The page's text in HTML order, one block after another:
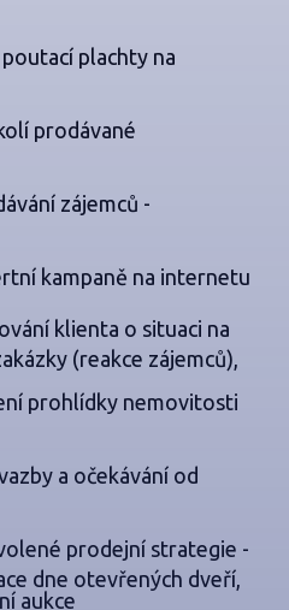
plachty na
prodávané
zájemců -
kampaně na internetu
klienta o situaci na
(reakce zájemců),
prohlídky nemovitosti
a očekávání od
prodejní strategie -
dne otevřených dveří,
aukce